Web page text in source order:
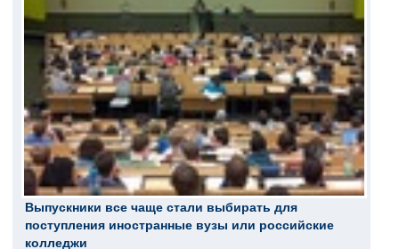
Выпускники все чаще стали выбирать для
поступления иностранные вузы или российские
колледжи